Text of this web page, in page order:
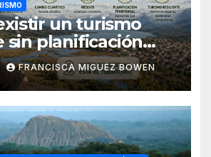
un turismo
sin planificación
FRANCISCA MIGUEZ BOWEN